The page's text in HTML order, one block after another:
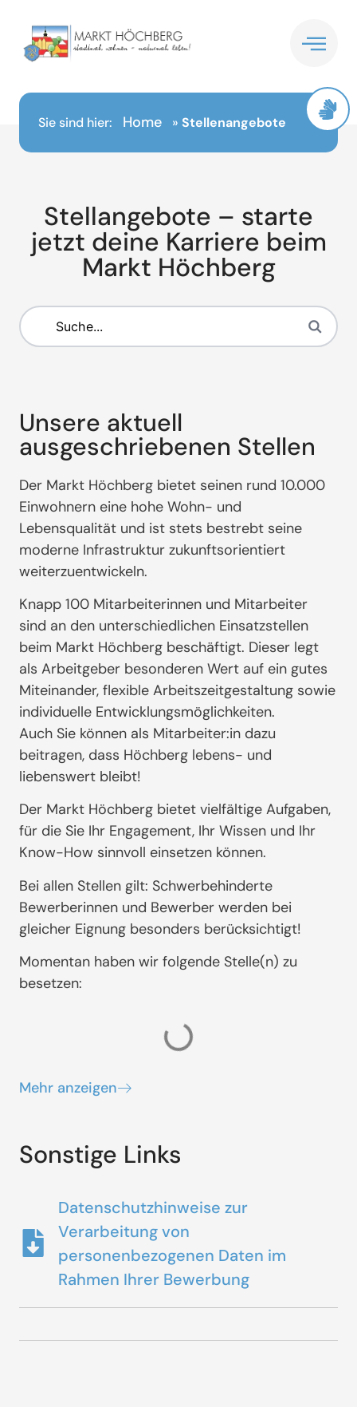
springen
Sie sind hier: Home » Stellenangebote
Stellangebote – starte
jetzt deine Karriere beim
Markt Höchberg
Unsere aktuell
ausgeschriebenen Stellen
Der Markt Höchberg bietet seinen rund 10.000
Einwohnern eine hohe Wohn- und
Lebensqualität und ist stets bestrebt seine
moderne Infrastruktur zukunftsorientiert
weiterzuentwickeln.
Knapp 100 Mitarbeiterinnen und Mitarbeiter
sind an den unterschiedlichen Einsatzstellen
beim Markt Höchberg beschäftigt. Dieser legt
als Arbeitgeber besonderen Wert auf ein gutes
Miteinander, flexible Arbeitszeitgestaltung sowie
individuelle Entwicklungsmöglichkeiten.
Auch Sie können als Mitarbeiter:in dazu
beitragen, dass Höchberg lebens- und
liebenswert bleibt!
Der Markt Höchberg bietet vielfältige Aufgaben,
für die Sie Ihr Engagement, Ihr Wissen und Ihr
Know-How sinnvoll einsetzen können.
Bei allen Stellen gilt: Schwerbehinderte
Bewerberinnen und Bewerber werden bei
gleicher Eignung besonders berücksichtigt!
Momentan haben wir folgende Stelle(n) zu
besetzen:
Mehr anzeigen
Sonstige Links
Datenschutzhinweise zur
Verarbeitung von
personenbezogenen Daten im
Rahmen Ihrer Bewerbung